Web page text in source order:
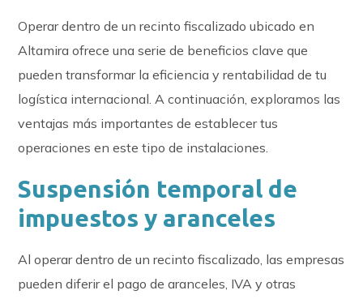
Operar dentro de un recinto fiscalizado ubicado en
Altamira ofrece una serie de beneficios clave que
pueden transformar la eficiencia y rentabilidad de tu
logística internacional. A continuación, exploramos las
ventajas más importantes de establecer tus
operaciones en este tipo de instalaciones.
Suspensión temporal de
impuestos y aranceles
Al operar dentro de un recinto fiscalizado, las empresas
pueden diferir el pago de aranceles, IVA y otras